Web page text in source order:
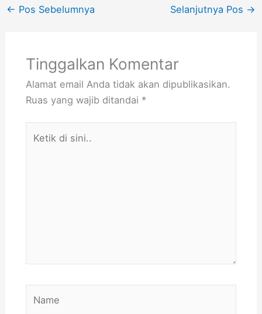
← Pos Sebelumnya Selanjutnya Pos →
Tinggalkan Komentar
Alamat email Anda tidak akan dipublikasikan.
Ruas yang wajib ditandai *